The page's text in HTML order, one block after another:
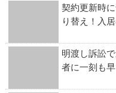
契約更新時
り替え！入
明渡し訴訟
者に一刻も